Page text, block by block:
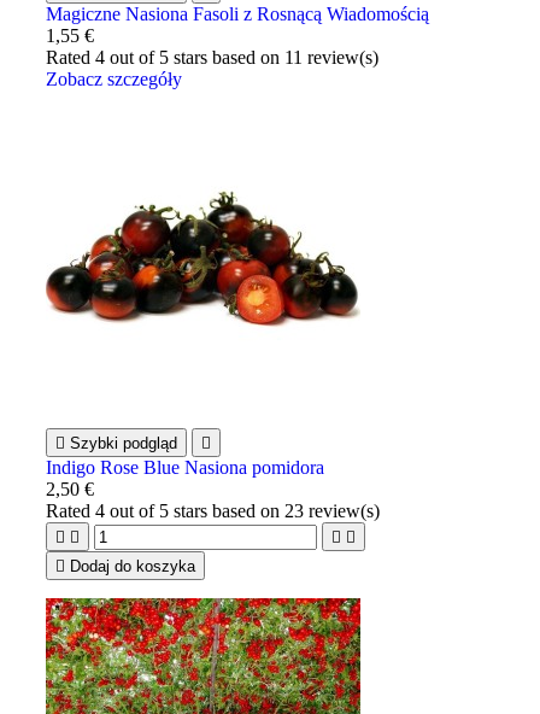
Magiczne Nasiona Fasoli z Rosnącą Wiadomością
1,55 €
Rated4 out of 5 stars based on 11 review(s)
Zobacz szczegóły
 Szybki podgląd 
Indigo Rose Blue Nasiona pomidora
2,50 €
Rated4 out of 5 stars based on 23 review(s)
   
 Dodaj do koszyka